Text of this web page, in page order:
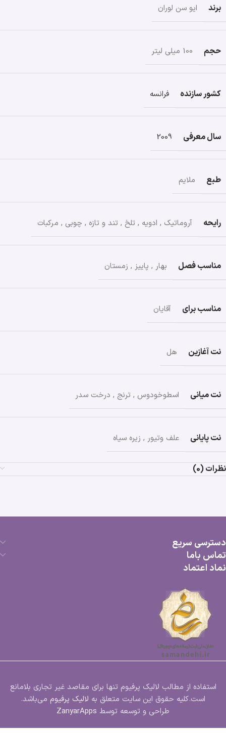
برند
ایو سن لوران
حجم 100 میلی لیتر
کشور سازنده فرانسه
سال معرفی 2009
طبع ملایم
رایحه آروماتیک , ادویه , تلخ , تند و تازه , چوبی , مرکبات
مناسب فصل بهار , پاییز , زمستان
مناسب برای آقایان
نت آغازین هل
نت میانی اسطوخودوس , ترنج , درخت سدر
نت پایانی علف وتیور , زیره سیاه
نظرات (0)
دسترسی سریع
تماس باما
نماد اعتماد
استفاده از مطالب لالیک پرفیوم تنها برای مقاصد غیر تجاری بلامانع
است.کلیه حقوق این سایت متعلق به لالیک پرفیوم می‌باشد.
طراحی و توسعه توسط ZanyarApps